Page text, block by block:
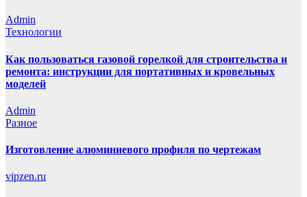
Admin
Технологии
Как пользоваться газовой горелкой для строительства и
ремонта: инструкции для портативных и кровельных
моделей
Admin
Разное
Изготовление алюминиевого профиля по чертежам
vipzen.ru